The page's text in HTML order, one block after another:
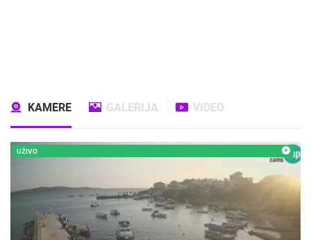
KAMERE GALERIJA VIDEO
UŽIVO